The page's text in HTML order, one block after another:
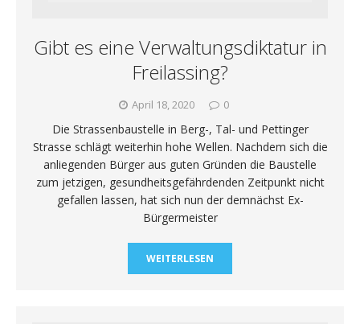
Gibt es eine Verwaltungsdiktatur in
Freilassing?
April 18, 2020 0
Die Strassenbaustelle in Berg-, Tal- und Pettinger
Strasse schlägt weiterhin hohe Wellen. Nachdem sich die
anliegenden Bürger aus guten Gründen die Baustelle
zum jetzigen, gesundheitsgefährdenden Zeitpunkt nicht
gefallen lassen, hat sich nun der demnächst Ex-
Bürgermeister
WEITERLESEN